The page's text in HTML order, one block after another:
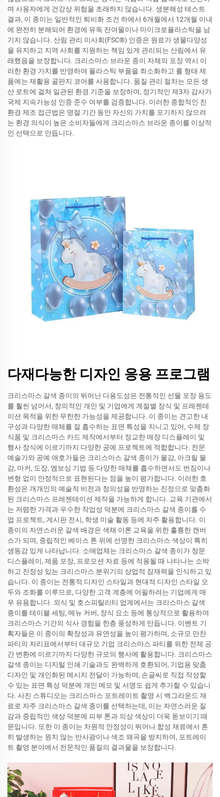
며 사용자에게 건강상 위험을 초래하지 않습니다. 생분해성 테스트
결과, 이 종이는 일반적인 퇴비화 조건 하에서 6개월에서 12개월 이내
에 완전히 분해되어 환경에 유독 잔여물이나 마이크로플라스틱을 남
기지 않습니다. 산림 관리 이사회(FSC®) 인증은 원료가 생물다양성
을 유지하고 지역 사회를 지원하는 책임 있게 관리되는 산림에서 유
래했음을 보장합니다. 크리스마스 브라운 종이 자체의 포장 역시 이
러한 환경 가치를 반영하여 플라스틱 부품을 최소화하고 롤 형태 제
품에는 재활용 골판지 코어를 사용합니다. 품질 관리 절차는 모든 생
산 로트에 걸쳐 일관된 환경 기준을 보장하며, 정기적인 제3자 감사가
국제 지속가능성 인증 준수 여부를 검증합니다. 이러한 종합적인 친
환경 제조 접근법은 명절 기간 동안 자신의 가치를 포기하지 않으려
는 환경 의식이 높은 소비자들에게 크리스마스 브라운 종이를 이상적
인 선택으로 만듭니다.
다재다능한 디자인 응용 프로그램
크리스마스 갈색 종이의 뛰어난 다용도성은 전통적인 선물 포장 용도
를 훨씬 넘어서, 창의적인 개인 및 기업에게 계절별 장식 및 프레젠테
이션 목적을 위한 무한한 가능성을 제공합니다. 이 종이는 견고한 내
구성과 다양한 매체를 잘 흡수하는 표면 특성을 지니고 있어, 수제 장
식품 및 크리스마스 카드 제작에서부터 정교한 매장 디스플레이 및
행사 장식에 이르기까지 다양한 공예 프로젝트에 적합합니다. 전문
예술가와 공예 애호가들은 크리스마스 갈색 종이가 물감, 아크릴 물
감, 마커, 도장, 엠보싱 기법 등 다양한 매체를 흡수하면서도 번짐이나
변형 없이 안정적으로 표현된다는 점을 높이 평가합니다. 이러한 호
환성은 개개인의 예술적 비전과 창의성을 반영하는 진정으로 맞춤화
된 크리스마스 프레젠테이션 제작을 가능하게 합니다. 교육 기관에서
는 저렴한 가격과 우수한 작업성 덕분에 크리스마스 갈색 종이를 수
업 프로젝트, 게시판 전시, 학생 미술 활동 등에 자주 활용합니다. 이
종이의 자연스러운 갈색 배경은 색채 이론 교육을 위한 훌륭한 캔버
스가 되며, 중립적인 베이스 톤 위에 선명한 크리스마스 색상이 특히
생동감 있게 나타납니다. 소매업체는 크리스마스 갈색 종이가 창문
디스플레이, 제품 포장, 프로모션 자료 등에 적용될 때 나타나는 소박
하고 진정성 있는 크리스마스 분위기의 상업적 잠재력을 인식하고 있
습니다. 이 종이는 전통적 디자인 스타일과 현대적 디자인 스타일 모
두와 조화를 이루므로, 다양한 고객 계층에 어필하려는 기업에게 매
우 유용합니다. 외식 및 호스피탈리티 업계에서는 크리스마스 갈색
종이를 테이블 세팅, 메뉴 커버, 장식 요소 등에 통상적으로 활용하여
크리스마스 기간의 식사 경험을 한층 풍성하게 만듭니다. 이벤트 기
획자들은 이 종이의 확장성과 유연성을 높이 평가하며, 소규모 만찬
파티의 자리표에서부터 대규모 기업 크리스마스 파티를 위한 전체 공
간 변환에 이르기까지 다양한 규모의 행사에 활용합니다. 크리스마스
갈색 종이는 디지털 인쇄 기술과도 완벽하게 호환되어, 기업용 맞춤
디자인 및 개인화된 메시지 전달이 가능하며, 손글씨로 직접 작성할
수 있는 표면 특성 덕분에 개인 메모 및 서명도 쉽게 추가할 수 있습니
다. 사진 스튜디오는 크리스마스 포트레이트 촬영 시 백그라운드 재
료로 자주 크리스마스 갈색 종이를 선택하는데, 이는 자연스러운 질
감과 중립적인 색상 덕분에 피부 톤과 의상 색상이 더욱 돋보이기 때
문입니다. 또한 이 종이는 차원적 안정성이 뛰어나 합성 재료에서 흔
히 발생하는 원치 않는 반사광이나 색조 왜곡을 방지하여, 포트레이
트 촬영 분야에서 전문적인 품질의 결과물을 보장합니다.